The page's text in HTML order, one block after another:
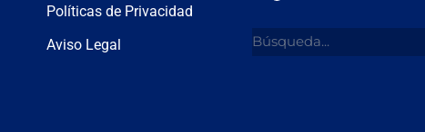
Políticas de Privacidad
Aviso Legal